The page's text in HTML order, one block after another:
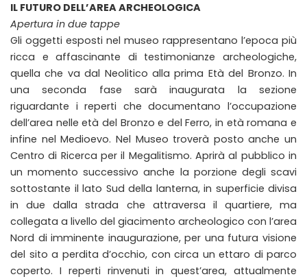
IL FUTURO DELL’AREA ARCHEOLOGICA
Apertura in due tappe
Gli oggetti esposti nel museo rappresentano l’epoca più
ricca e affascinante di testimonianze archeologiche,
quella che va dal Neolitico alla prima Età del Bronzo. In
una seconda fase sarà inaugurata la sezione
riguardante i reperti che documentano l’occupazione
dell’area nelle età del Bronzo e del Ferro, in età romana e
infine nel Medioevo. Nel Museo troverà posto anche un
Centro di Ricerca per il Megalitismo. Aprirà al pubblico in
un momento successivo anche la porzione degli scavi
sottostante il lato Sud della lanterna, in superficie divisa
in due dalla strada che attraversa il quartiere, ma
collegata a livello del giacimento archeologico con l’area
Nord di imminente inaugurazione, per una futura visione
del sito a perdita d’occhio, con circa un ettaro di parco
coperto. I reperti rinvenuti in quest’area, attualmente